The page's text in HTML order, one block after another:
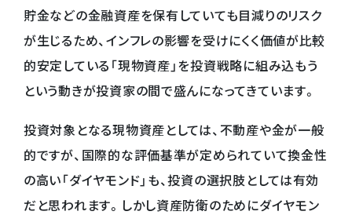
貯金などの金融資産を保有していても目減りのリスク
が生じるため、インフレの影響を受けにくく価値が比較
的安定している「現物資産」を投資戦略に組み込もう
という動きが投資家の間で盛んになってきています。
投資対象となる現物資産としては、不動産や金が一般
的ですが、国際的な評価基準が定められていて換金性
の高い「ダイヤモンド」も、投資の選択肢としては有効
だと思われます。しかし資産防衛のためにダイヤモン